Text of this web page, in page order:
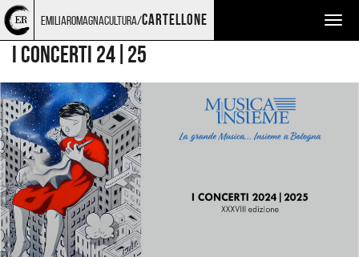
Torna
alla
home
page
Cerca
nel
sito
Salta
ai
contenuti
Salta
al
menu
principale
emiliaromagnacultura/cartellone
MUSICA
I CONCERTI 24|25